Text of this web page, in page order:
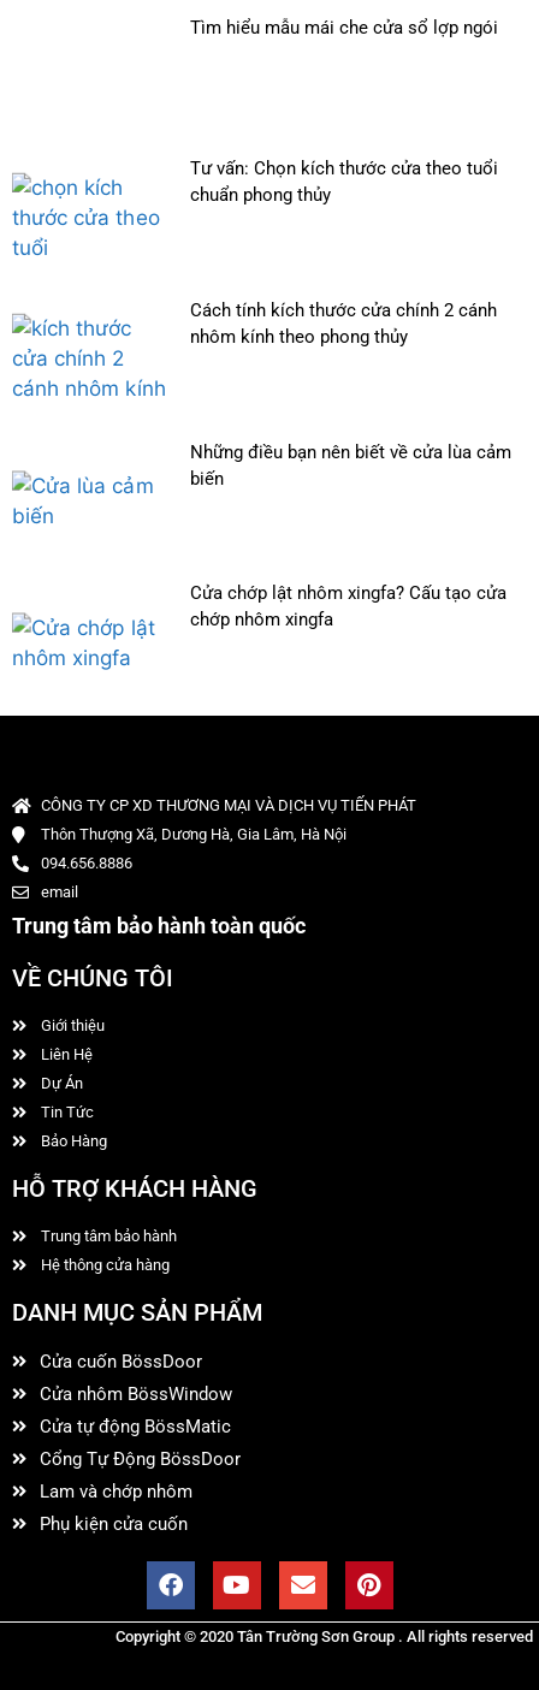
Tìm hiểu mẫu mái che cửa sổ lợp ngói
Tư vấn: Chọn kích thước cửa theo tuổi
chuẩn phong thủy
Cách tính kích thước cửa chính 2 cánh
nhôm kính theo phong thủy
Những điều bạn nên biết về cửa lùa cảm
biến
Cửa chớp lật nhôm xingfa? Cấu tạo cửa
chớp nhôm xingfa
CÔNG TY CP XD THƯƠNG MẠI VÀ DỊCH VỤ TIẾN PHÁT
Thôn Thượng Xã, Dương Hà, Gia Lâm, Hà Nội
094.656.8886
email
Trung tâm bảo hành toàn quốc
VỀ CHÚNG TÔI
Giới thiệu
Liên Hệ
Dự Án
Tin Tức
Bảo Hàng
HỖ TRỢ KHÁCH HÀNG
Trung tâm bảo hành
Hệ thông cửa hàng
DANH MỤC SẢN PHẨM
Cửa cuốn BössDoor
Cửa nhôm BössWindow
Cửa tự động BössMatic
Cổng Tự Động BössDoor
Lam và chớp nhôm
Phụ kiện cửa cuốn
Copyright © 2020 Tân Trường Sơn Group . All rights reserved